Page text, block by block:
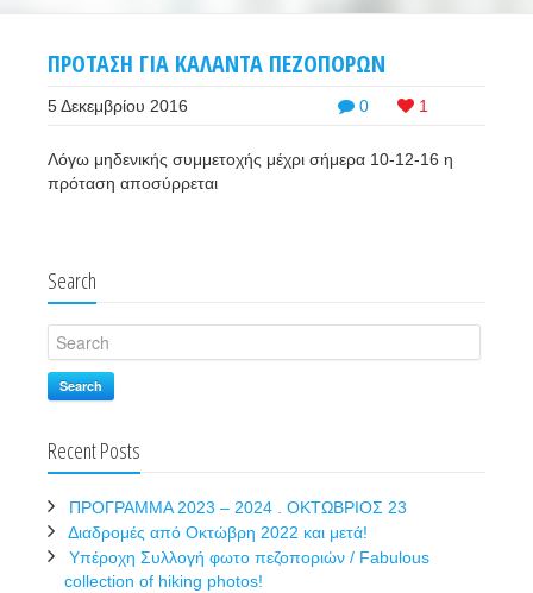
ΠΡΟΤΑΣΗ ΓΙΑ ΚΑΛΑΝΤΑ ΠΕΖΟΠΟΡΩΝ
0 1
5 Δεκεμβρίου 2016
Λόγω μηδενικής συμμετοχής μέχρι σήμερα 10-12-16 η
πρόταση αποσύρρεται
Search
Search
Recent Posts
ΠΡΟΓΡΑΜΜΑ 2023 – 2024 . ΟΚΤΩΒΡΙΟΣ 23
Διαδρομές από Οκτώβρη 2022 και μετά!
Υπέροχη Συλλογή φωτο πεζοποριών / Fabulous
collection of hiking photos!